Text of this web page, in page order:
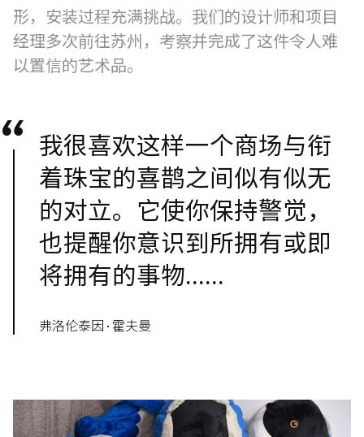
形，安装过程充满挑战。我们的设计师和项目
经理多次前往苏州，考察并完成了这件令人难
以置信的艺术品。
我很喜欢这样一个商场与衔
着珠宝的喜鹊之间似有似无
的对立。它使你保持警觉，
也提醒你意识到所拥有或即
将拥有的事物......
弗洛伦泰因·霍夫曼